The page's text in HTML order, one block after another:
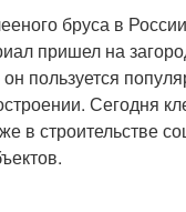
бруса в
пришел на
пользуется
Сегодня
в строительстве